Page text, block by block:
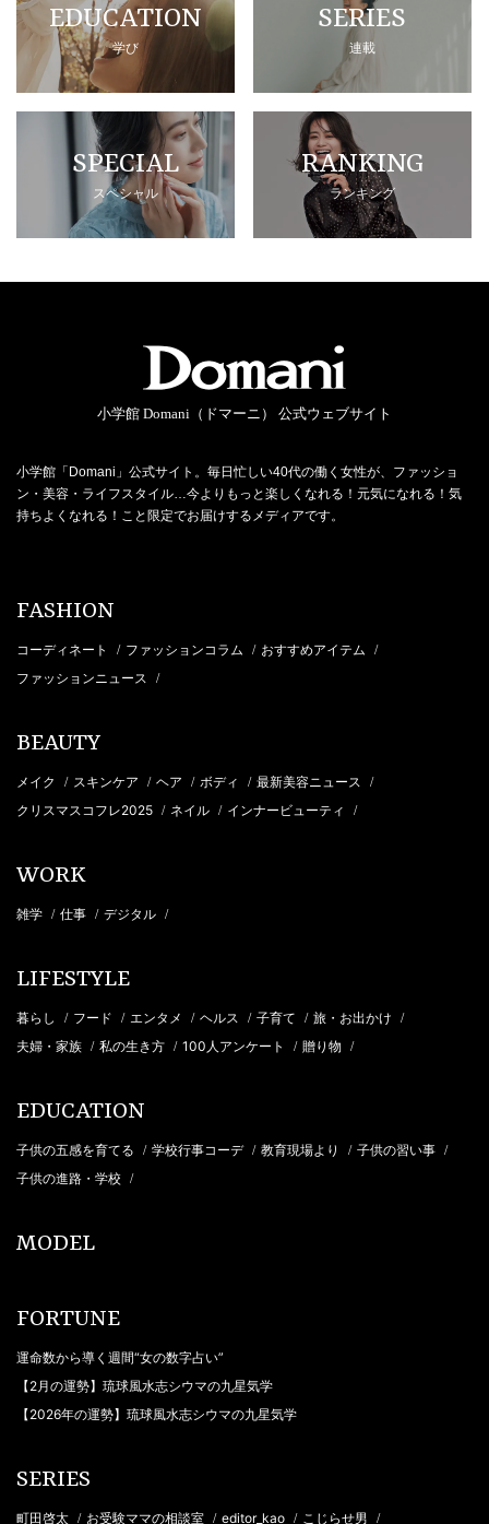
EDUCATION
学び
SERIES
連載
SPECIAL
スペシャル
RANKING
ランキング
小学館 Domani（ドマーニ） 公式ウェブサイト
小学館「Domani」公式サイト。毎日忙しい40代の働く女性が、ファッショ
ン・美容・ライフスタイル…今よりもっと楽しくなれる！元気になれる！気
持ちよくなれる！こと限定でお届けするメディアです。
FASHION
コーディネート / ファッションコラム / おすすめアイテム /
ファッションニュース /
BEAUTY
メイク / スキンケア / ヘア / ボディ / 最新美容ニュース /
クリスマスコフレ2025 / ネイル / インナービューティ /
WORK
雑学 / 仕事 / デジタル /
LIFESTYLE
暮らし / フード / エンタメ / ヘルス / 子育て / 旅・お出かけ /
夫婦・家族 / 私の生き方 / 100人アンケート / 贈り物 /
EDUCATION
子供の五感を育てる / 学校行事コーデ / 教育現場より / 子供の習い事 /
子供の進路・学校 /
MODEL
FORTUNE
運命数から導く週間“女の数字占い”
【2月の運勢】琉球風水志シウマの九星気学
【2026年の運勢】琉球風水志シウマの九星気学
SERIES
町田啓太 / お受験ママの相談室 / editor_kao / こじらせ男 /